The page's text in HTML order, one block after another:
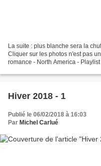
La suite : plus blanche sera la
Cliquer sur les photos n'est pas
romance - North America -
Hiver 2018 - 1
Publié le 06/02/2018 à 16:03
Par Michel Carlué